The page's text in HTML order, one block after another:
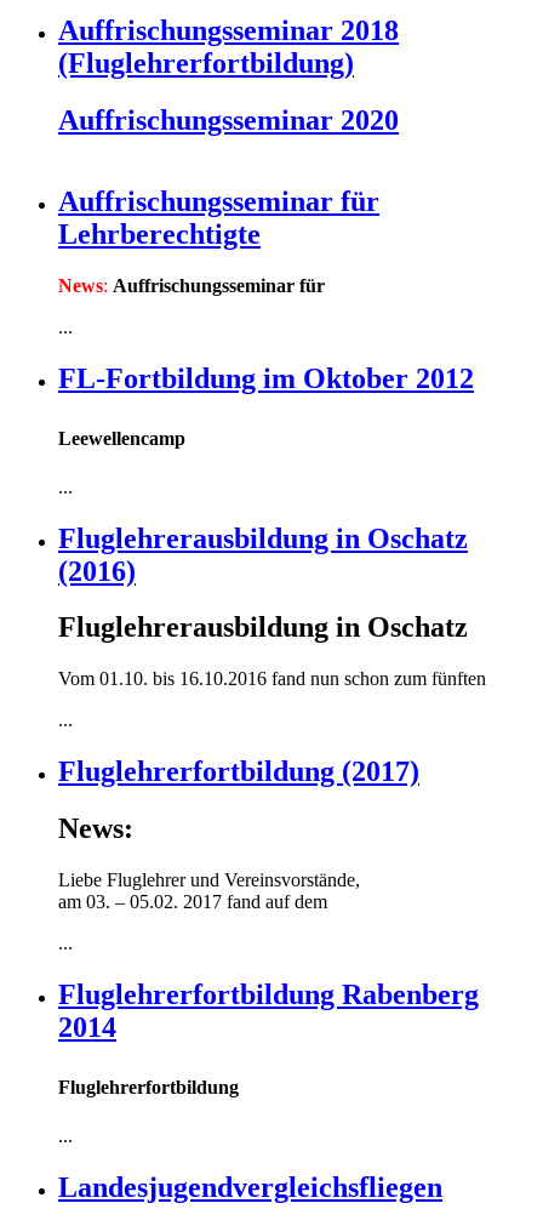
Auffrischungsseminar 2018
(Fluglehrerfortbildung)
Auffrischungsseminar 2020
Auffrischungsseminar für
Lehrberechtigte
News: Auffrischungsseminar für
...
FL-Fortbildung im Oktober 2012
Leewellencamp
...
Fluglehrerausbildung in Oschatz
(2016)
Fluglehrerausbildung in Oschatz
Vom 01.10. bis 16.10.2016 fand nun schon zum fünften
...
Fluglehrerfortbildung (2017)
News:
Liebe Fluglehrer und Vereinsvorstände,
am 03. – 05.02. 2017 fand auf dem
...
Fluglehrerfortbildung Rabenberg
2014
Fluglehrerfortbildung
...
Landesjugendvergleichsfliegen